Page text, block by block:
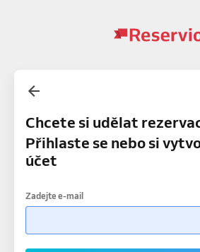
Chcete si udělat
Přihlaste se nebo si
účet
Zadejte e-mail